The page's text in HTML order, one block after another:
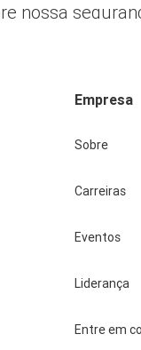
nossa
Empresa
Sobre
Carreiras
Eventos
Liderança
Entre em